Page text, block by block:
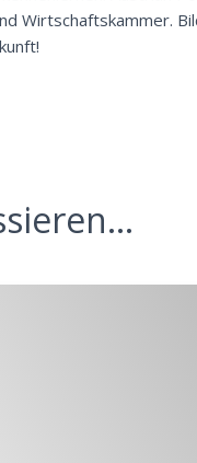
Wirtschaftskammer.